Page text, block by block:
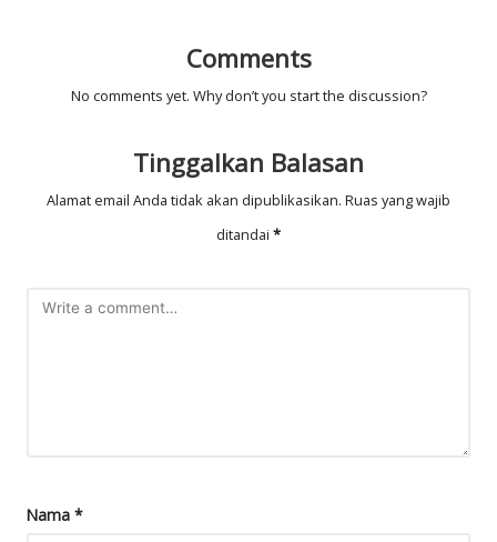
Comments
No comments yet. Why don’t you start the discussion?
Tinggalkan Balasan
Alamat email Anda tidak akan dipublikasikan. Ruas yang wajib
ditandai *
Nama *